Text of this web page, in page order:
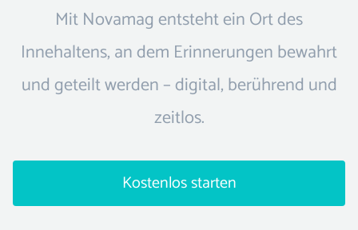
Mit Novamag entsteht ein Ort des
Innehaltens, an dem Erinnerungen bewahrt
und geteilt werden – digital, berührend und
zeitlos.
Kostenlos starten